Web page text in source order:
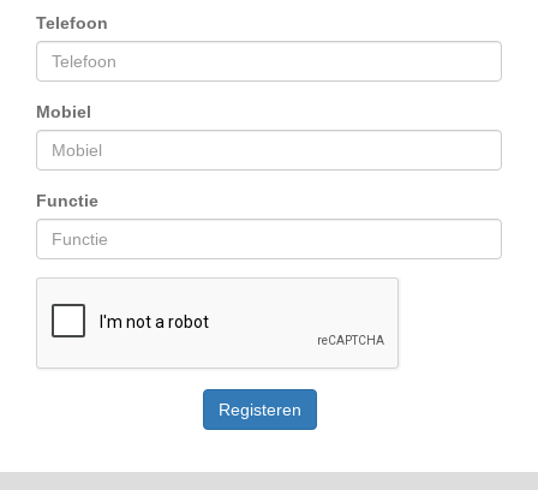
Telefoon
Mobiel
Functie